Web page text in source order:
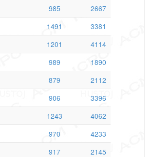
985
2667
1491
3381
1201
4114
989
1890
879
2112
906
3396
1243
4062
970
4233
917
2145